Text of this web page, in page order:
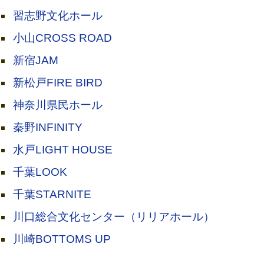
習志野文化ホール
小山CROSS ROAD
新宿JAM
新松戸FIRE BIRD
神奈川県民ホール
秦野INFINITY
水戸LIGHT HOUSE
千葉LOOK
千葉STARNITE
川口総合文化センター（リリアホール）
川崎BOTTOMS UP